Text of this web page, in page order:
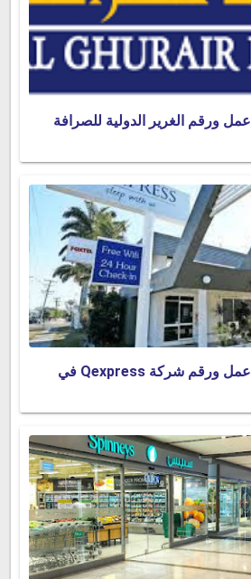
ورقم الغرير الدولية للصرافة
فروع عنوان ومواعيد عمل ورقم شركة Qexpress في